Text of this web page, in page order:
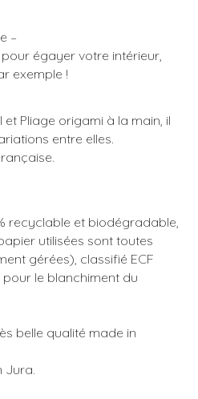
–
égayer votre intérieur,
exemple !
Pliage origami à la main, il
entre elles.
recyclable et biodégradable,
utilisées sont toutes
gérées), classifié ECF
le blanchiment du
belle qualité made in
Jura.